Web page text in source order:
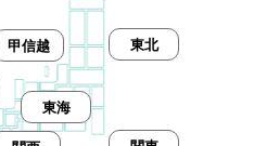
東北
甲信越
東海